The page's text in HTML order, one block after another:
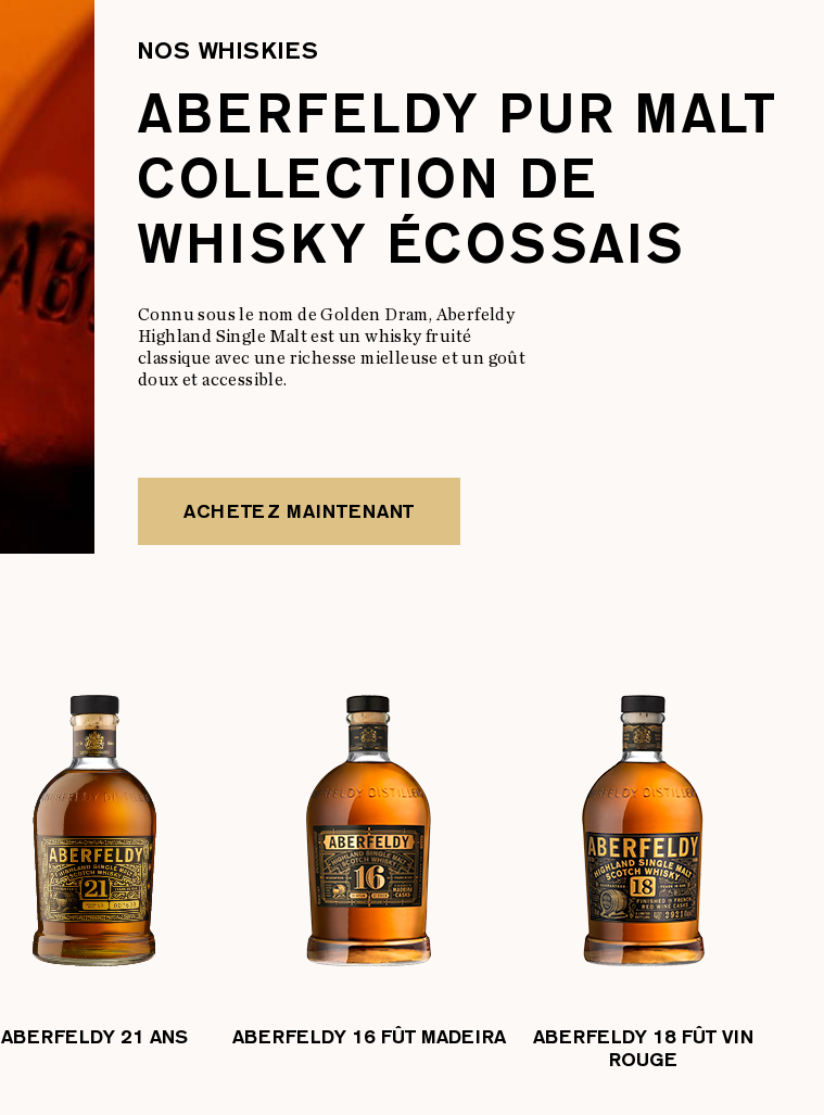
NOS WHISKIES
ABERFELDY PUR MALT
COLLECTION DE
WHISKY ÉCOSSAIS
Connu sous le nom de Golden Dram, Aberfeldy
Highland Single Malt est un whisky fruité
classique avec une richesse mielleuse et un goût
doux et accessible.
ACHETEZ MAINTENANT
ABERFELDY 21 ANS ABERFELDY 16 FÛT MADEIRA
ABERFELDY 18 FÛT VIN
ROUGE